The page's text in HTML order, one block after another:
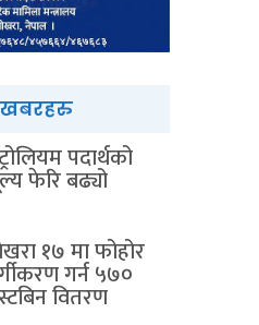
खबरहरु
पदार्थको
फेरि बढ्यो
१७ मा फोहोर
गर्न ५७०
वितरण